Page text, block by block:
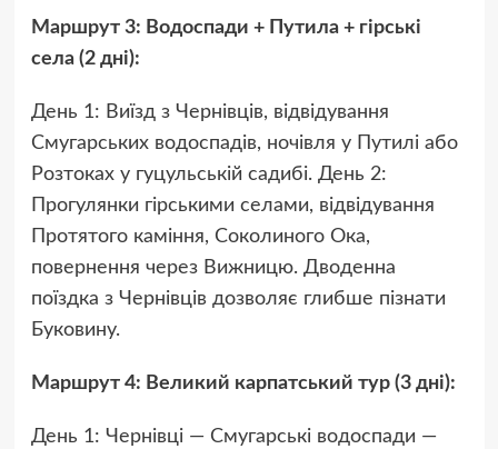
Маршрут 3: Водоспади + Путила + гірські
села (2 дні):
День 1: Виїзд з Чернівців, відвідування
Смугарських водоспадів, ночівля у Путилі або
Розтоках у гуцульській садибі. День 2:
Прогулянки гірськими селами, відвідування
Протятого каміння, Соколиного Ока,
повернення через Вижницю. Дводенна
поїздка з Чернівців дозволяє глибше пізнати
Буковину.
Маршрут 4: Великий карпатський тур (3 дні):
День 1: Чернівці — Смугарські водоспади —